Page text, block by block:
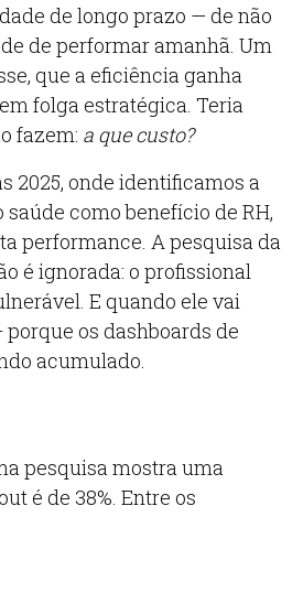
de longo prazo — de não
de performar amanhã. Um
que a eficiência ganha
folga estratégica. Teria
fazem: a que custo?
2025, onde identificamos a
como benefício de RH,
performance. A pesquisa da
é ignorada: o profissional
E quando ele vai
os dashboards de
acumulado.
pesquisa mostra uma
é de 38%. Entre os